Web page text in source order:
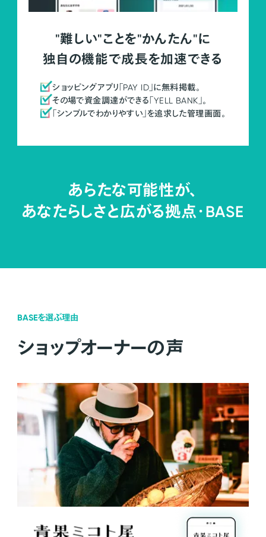
"難しい"ことを"かんたん"に
独自の機能で成長を加速できる
ショッピングアプリ「PAY ID」に無料掲載。
その場で資金調達ができる「YELL BANK」。
「シンプルでわかりやすい」を追求した管理画面。
あらたな可能性が、
あなたらしさと広がる拠点・BASE
BASEを選ぶ理由
ショップオーナーの声